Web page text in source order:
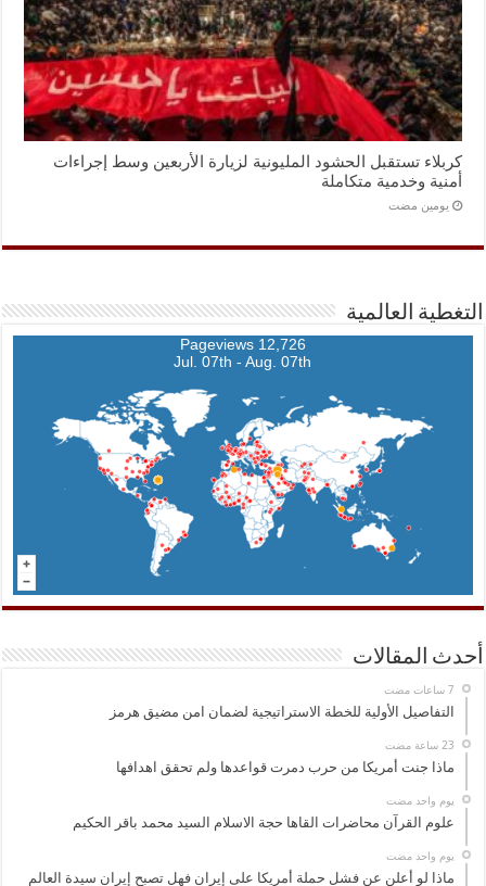
كربلاء تستقبل الحشود المليونية لزيارة الأربعين وسط إجراءات
أمنية وخدمية متكاملة
‏يومين مضت
التغطية العالمية
12,726 Pageviews
Jul. 07th - Aug. 07th
أحدث المقالات
التفاصيل الأولية للخطة الاستراتيجية لضمان امن مضيق هرمز
ماذا جنت أمريكا من حرب دمرت قواعدها ولم تحقق اهدافها
‏يوم واحد مضت
علوم القرآن محاضرات القاها حجة الاسلام السيد محمد باقر الحكيم
‏يوم واحد مضت
ماذا لو أعلن عن فشل حملة أمريكا على إيران فهل تصبح إيران سيدة العالم